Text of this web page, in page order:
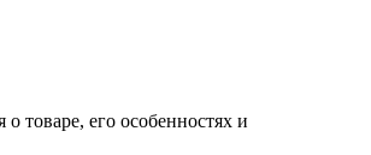
товаре, его особенностях и